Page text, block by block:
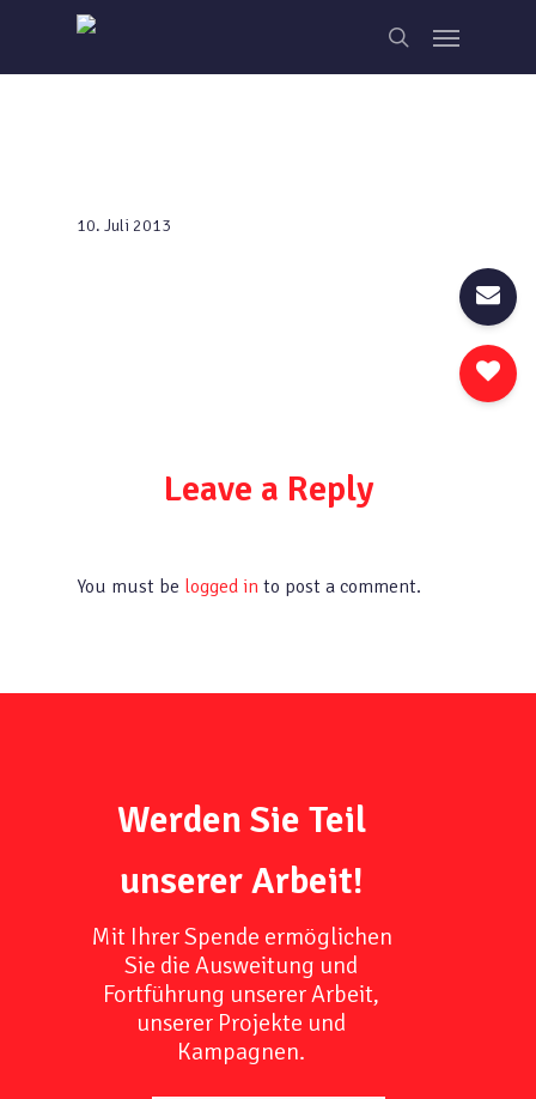
main
search
Menu
10. Juli 2013
Leave a Reply
You must be logged in to post a comment.
Werden Sie Teil
unserer Arbeit!
Mit Ihrer Spende ermöglichen
Sie die Ausweitung und
Fortführung unserer Arbeit,
unserer Projekte und
Kampagnen.